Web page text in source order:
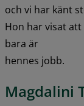
och vi har känt
Hon har visat
bara är
hennes jobb.
Magdalini